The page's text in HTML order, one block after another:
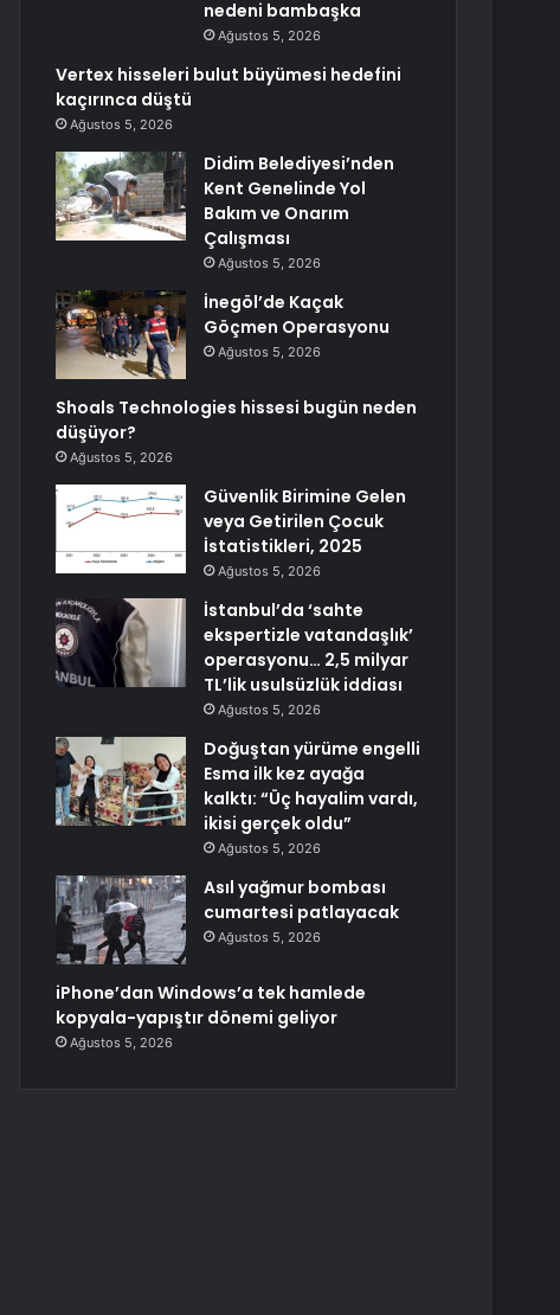
nedeni bambaşka
Ağustos 5, 2026
Vertex hisseleri bulut büyümesi hedefini
kaçırınca düştü
Ağustos 5, 2026
Didim Belediyesi’nden
Kent Genelinde Yol
Bakım ve Onarım
Çalışması
Ağustos 5, 2026
İnegöl’de Kaçak
Göçmen Operasyonu
Ağustos 5, 2026
Shoals Technologies hissesi bugün neden
düşüyor?
Ağustos 5, 2026
Güvenlik Birimine Gelen
veya Getirilen Çocuk
İstatistikleri, 2025
Ağustos 5, 2026
İstanbul’da ‘sahte
ekspertizle vatandaşlık’
operasyonu… 2,5 milyar
TL’lik usulsüzlük iddiası
Ağustos 5, 2026
Doğuştan yürüme engelli
Esma ilk kez ayağa
kalktı: “Üç hayalim vardı,
ikisi gerçek oldu”
Ağustos 5, 2026
Asıl yağmur bombası
cumartesi patlayacak
Ağustos 5, 2026
iPhone’dan Windows’a tek hamlede
kopyala-yapıştır dönemi geliyor
Ağustos 5, 2026